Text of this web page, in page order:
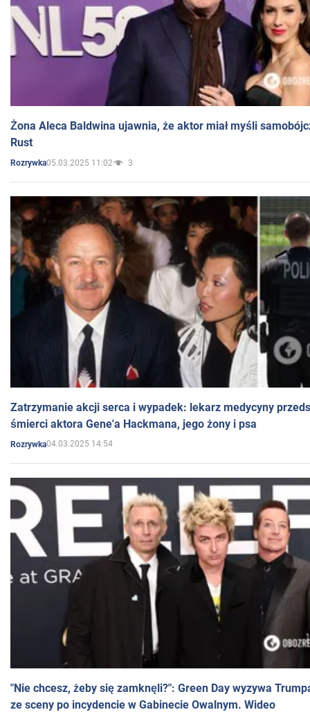
Żona Aleca Baldwina ujawnia, że aktor miał myśli
Rust
Rozrywka05.03.2025 11:02 3
Zatrzymanie akcji serca i wypadek: lekarz medycyny
śmierci aktora Gene'a Hackmana, jego żony i psa
Rozrywka04.03.2025 14:54
"Nie chcesz, żeby się zamknęli?": Green Day wyzywa
ze sceny po incydencie w Gabinecie Owalnym. Wideo